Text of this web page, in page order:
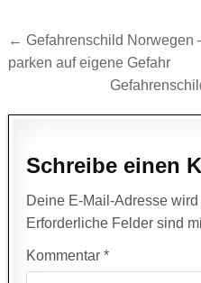
← Gefahrenschild Norwegen
parken auf eigene Gefahr
Schreibe einen
Deine E-Mail-Adresse
Erforderliche Felder sind
Kommentar*